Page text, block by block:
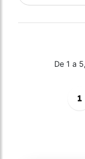
De 1 a
1